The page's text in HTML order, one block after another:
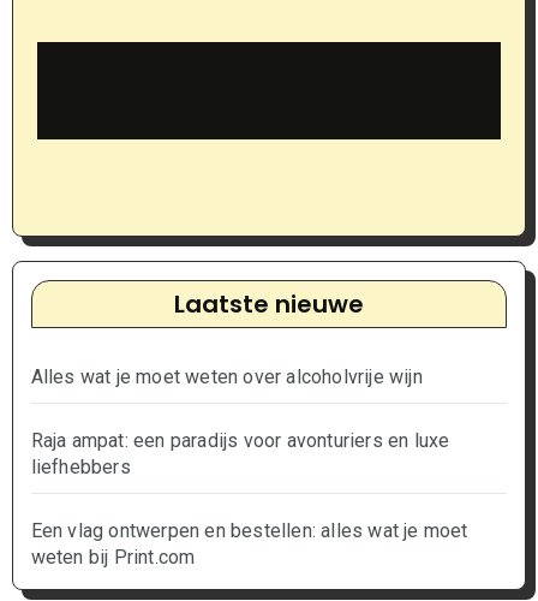
Laatste nieuwe
Alles wat je moet weten over alcoholvrije wijn
Raja ampat: een paradijs voor avonturiers en luxe
liefhebbers
Een vlag ontwerpen en bestellen: alles wat je moet
weten bij Print.com